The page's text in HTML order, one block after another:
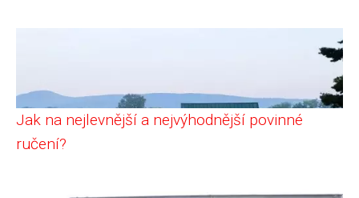
Jak na nejlevnější a nejvýhodnější povinné
ručení?